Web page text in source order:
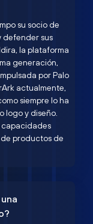
su socio de
defender sus
la plataforma
generación,
por Palo
actualmente,
siempre lo ha
logo y diseño.
capacidades
productos de